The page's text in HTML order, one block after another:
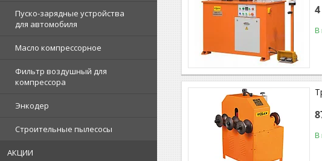
Пуско-зарядные устройства
для автомобиля
Масло компрессорное
Фильтр воздушный для
компрессора
Энкодер
Строительные пылесосы
АКЦИИ
В
В